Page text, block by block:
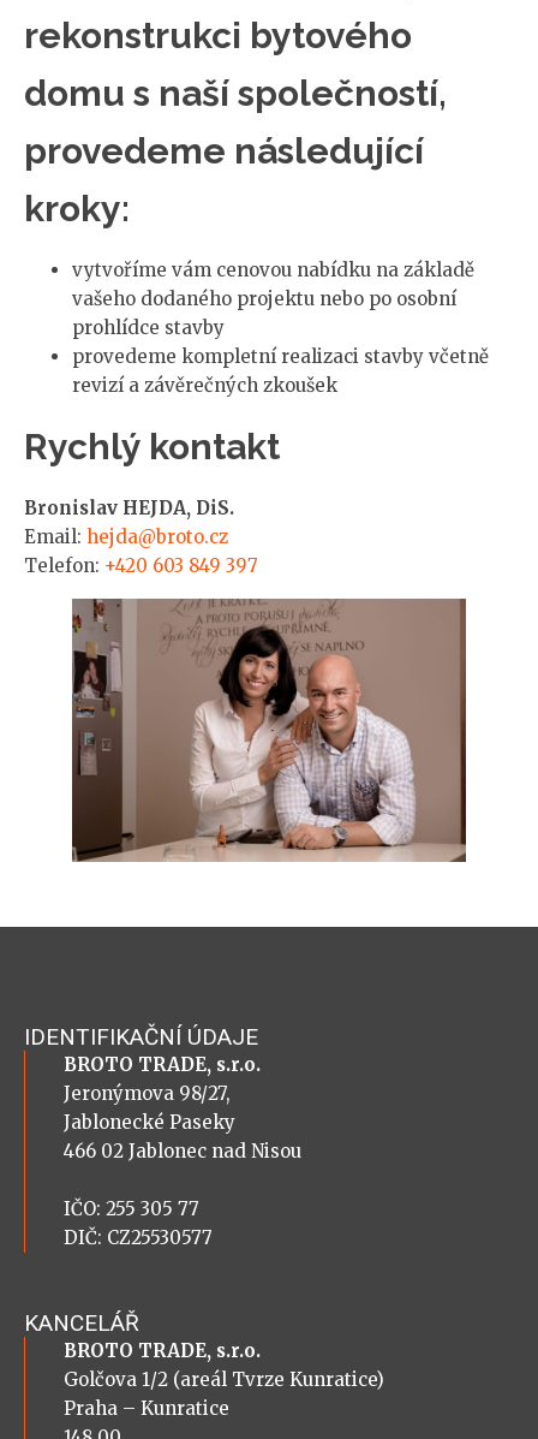
rekonstrukci bytového
domu s naší společností,
provedeme následující
kroky:
vytvoříme vám cenovou nabídku na základě
vašeho dodaného projektu nebo po osobní
prohlídce stavby
provedeme kompletní realizaci stavby včetně
revizí a závěrečných zkoušek
Rychlý kontakt
Bronislav HEJDA, DiS.
Email: hejda@broto.cz
Telefon: +420 603 849 397
IDENTIFIKAČNÍ ÚDAJE
BROTO TRADE, s.r.o.
Jeronýmova 98/27,
Jablonecké Paseky
466 02 Jablonec nad Nisou
IČO: 255 305 77
DIČ: CZ25530577
KANCELÁŘ
BROTO TRADE, s.r.o.
Golčova 1/2 (areál Tvrze Kunratice)
Praha – Kunratice